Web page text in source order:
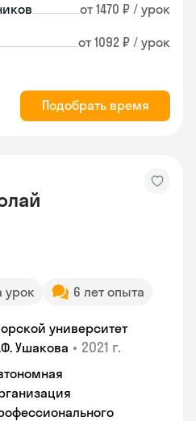
от 1470 ₽ / урок
от 1092 ₽ / урок
Подобрать время
урок 6 лет опыта
университет
Ушакова • 2021 г.